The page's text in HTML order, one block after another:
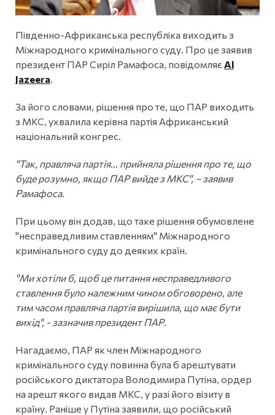
Південно-Африканська республіка виходить з
Міжнародного кримінального суду. Про це заявив
президент ПАР Сиріл Рамафоса, повідомляєAl
Jazeera.
За його словами, рішення про те, що ПАР виходить
з МКС, ухвалила керівна партія Африканський
національний конгрес.
"Так, правляча партія... прийняла рішення про те, що
буде розумно, якщо ПАР вийде з МКС", – заявив
Рамафоса.
При цьому він додав, що таке рішення обумовлене
"несправедливим ставленням" Міжнародного
кримінального суду до деяких країн.
"Ми хотіли б, щоб це питання несправедливого
ставлення було належним чином обговорено, але
тим часом правляча партія вирішила, що має бути
вихід", - зазначив президент ПАР.
Нагадаємо, ПАР як член Міжнародного
кримінального суду повинна була б арештувати
російського диктатора Володимира Путіна, ордер
на арешт якого видав МКС, у разі його візиту в
країну. Раніше у Путіна заявили, що російський